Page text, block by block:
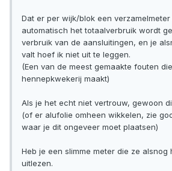
Dat er per wijk/blok een
automatisch het totaalverbruik wordt
verbruik van de aansluitingen, en je
valt hoef ik niet uit te leggen.
(Een van de meest gemaakte fouten
hennepkwekerij maakt)
Als je het echt niet vertrouw, gewoon
(of er alufolie omheen wikkelen, zie
waar je dit ongeveer moet plaatsen)
Heb je een slimme meter die ze alsnog
uitlezen.